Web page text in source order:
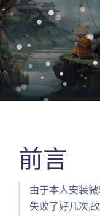
前言
由于本人安装
失败了好几次,